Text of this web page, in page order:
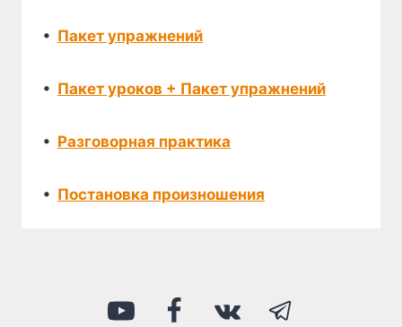
• Пакет упражнений
• Пакет уроков + Пакет упражнений
• Разговорная практика
• Постановка произношения